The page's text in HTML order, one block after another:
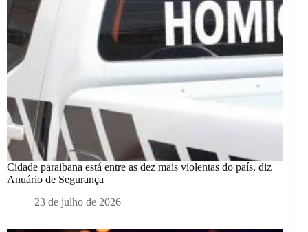
Cidade paraibana está entre as dez mais violentas do país, diz
Anuário de Segurança
23 de julho de 2026